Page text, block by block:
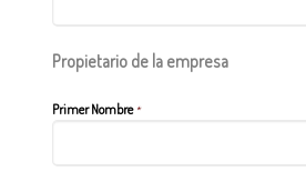
Propietario de la empresa
Primer Nombre *